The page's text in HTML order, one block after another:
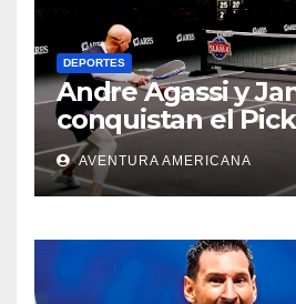
DEPORTES
Andre Agassi y
conquistan el
4 y ganan el millón
dólares
AVENTURA AMERICANA